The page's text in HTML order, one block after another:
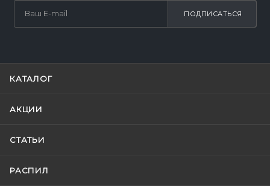
ПОДПИСАТЬСЯ
КАТАЛОГ
АКЦИИ
СТАТЬИ
РАСПИЛ